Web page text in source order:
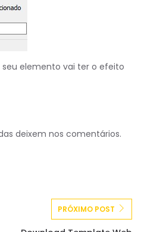
seu elemento vai ter o efeito
deixem nos comentários.
PRÓXIMO POST